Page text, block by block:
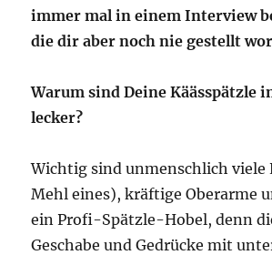
immer mal in einem Interview
die dir aber noch nie gestellt
Warum sind Deine Käässpätzle
lecker?
Wichtig sind unmenschlich viele
Mehl eines), kräftige Oberarme
ein Profi-Spätzle-Hobel, denn
Geschabe und Gedrücke mit